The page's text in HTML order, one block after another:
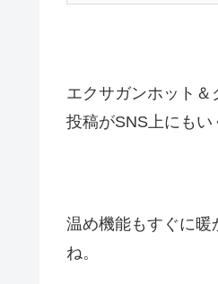
エクサガンホット
投稿がSNS上にもい
温め機能もすぐに暖
ね。